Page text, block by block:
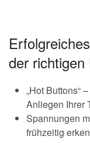
der richtigen
„Hot Buttons“
Anliegen Ihrer
Spannungen
frühzeitig